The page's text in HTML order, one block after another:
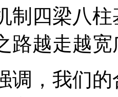
四梁八柱
路越走越
，我们的